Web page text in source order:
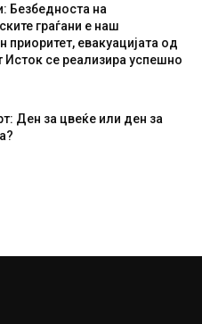
Безбедноста на
граѓани е наш
приоритет, евакуацијата од
Исток се реализира успешно
Ден за цвеќе или ден за